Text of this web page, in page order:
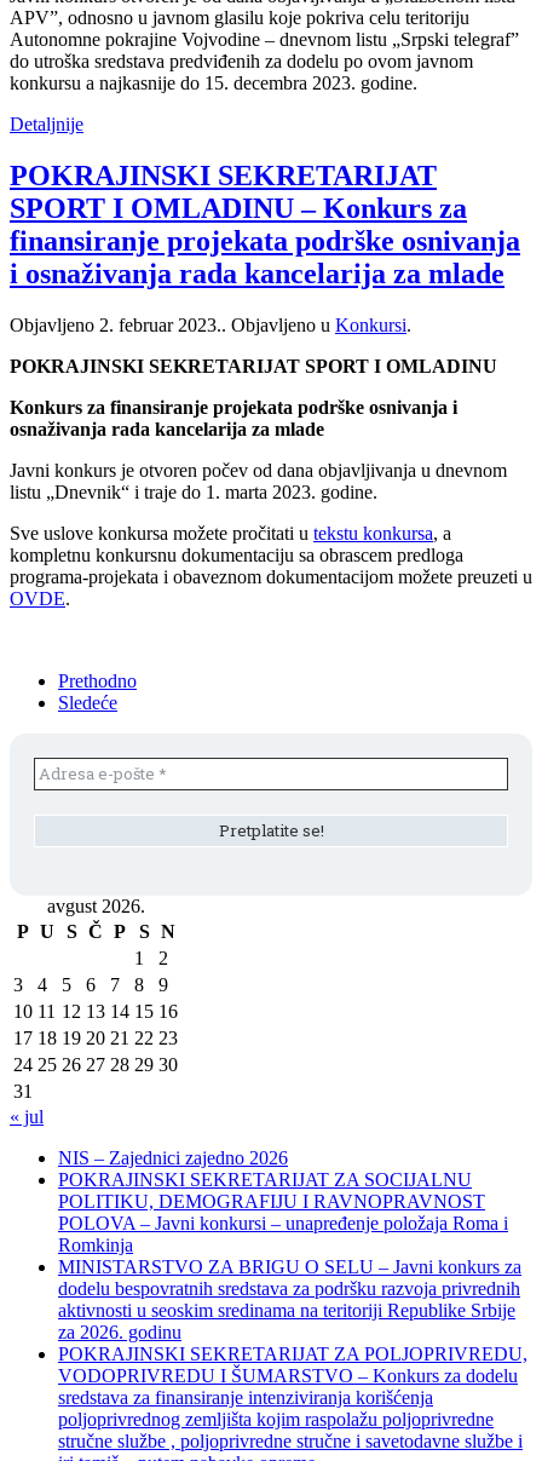
APVˮ, odnosno u javnom glasilu koje pokriva celu teritoriju
Autonomne pokrajine Vojvodine – dnevnom listu „Srpski telegraf”
do utroška sredstava predviđenih za dodelu po ovom javnom
konkursu a najkasnije do 15. decembra 2023. godine.
Detaljnije
POKRAJINSKI SEKRETARIJAT
SPORT I OMLADINU – Konkurs za
finansiranje projekata podrške osnivanja
i osnaživanja rada kancelarija za mlade
Objavljeno 2. februar 2023.. Objavljeno u Konkursi.
POKRAJINSKI SEKRETARIJAT SPORT I OMLADINU
Konkurs za finansiranje projekata podrške osnivanja i
osnaživanja rada kancelarija za mlade
Javni konkurs je otvoren počev od dana objavljivanja u dnevnom
listu „Dnevnik“ i traje do 1. marta 2023. godine.
Sve uslove konkursa možete pročitati u tekstu konkursa, a
kompletnu konkursnu dokumentaciju sa obrascem predloga
programa-projekata i obaveznom dokumentacijom možete preuzeti u
OVDE.
Prethodno
Sledeće
avgust 2026.
P U S Č P S N
1
2
3
4 5 6 7 8
9
10 11 12 13 14 15 16
17 18 19 20 21 22 23
24 25 26 27 28 29 30
31
« jul
NIS – Zajednici zajedno 2026
POKRAJINSKI SEKRETARIJAT ZA SOCIJALNU
POLITIKU, DEMOGRAFIJU I RAVNOPRAVNOST
POLOVA – Javni konkursi – unapređenje položaja Roma i
Romkinja
MINISTARSTVO ZA BRIGU O SELU – Javni konkurs za
dodelu bespovratnih sredstava za podršku razvoja privrednih
aktivnosti u seoskim sredinama na teritoriji Republike Srbije
za 2026. godinu
POKRAJINSKI SEKRETARIJAT ZA POLJOPRIVREDU,
VODOPRIVREDU I ŠUMARSTVO – Konkurs za dodelu
sredstava za finansiranje intenziviranja korišćenja
poljoprivrednog zemljišta kojim raspolažu poljoprivredne
stručne službe , poljoprivredne stručne i savetodavne službe i